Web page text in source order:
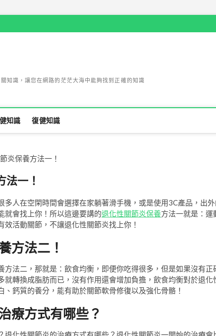
知識，讓您在網路的茫茫大海中能夠找到正確的知識
知識 復健知識
炎保養方法一！
法一！
多人在空閑時間會選擇在家躺著滑手機，或是使用3C產品，出
就會找上你！所以這邊要講的退化性關節炎保養方法一就是：運
效活動關節，不讓退化性關節炎找上你！
方法二！
方法二，那就是：飲食均衡，即便你吃得很多，但是如果沒有
就轉換成脂肪而已，沒有作用還會增加負擔，飲食均衡對於退
、鈣質的養分，能有助於關節軟骨修復以及強化骨骼！
療方式有哪些？